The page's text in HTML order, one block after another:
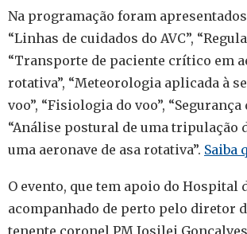
Na programação foram
“Linhas de cuidados do AVC”,
“Transporte de paciente crítico em
rotativa”, “Meteorologia aplicada à
voo”, “Fisiologia do voo”, “Segurança
“Análise postural de uma tripulação
uma aeronave de asa rotativa”. Saiba
O evento, que tem apoio do Hospital
acompanhado de perto pelo diretor